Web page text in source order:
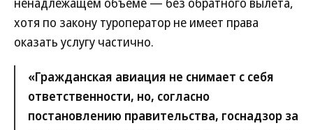
хотя по закону туроператор не имеет права
оказать услугу частично.
«Гражданская авиация не снимает с себя
ответственности, но, согласно
постановлению правительства, госнадзор за